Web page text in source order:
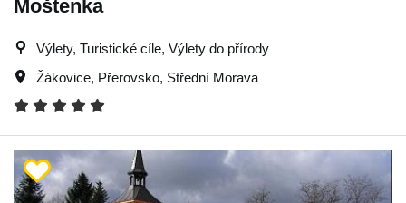
Moštenka
Výlety, Turistické cíle, Výlety do přírody
Žákovice, Přerovsko, Střední Morava